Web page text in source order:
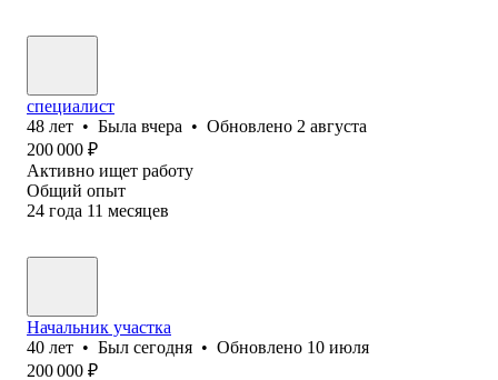
специалист
48 лет • Была вчера • Обновлено 2 августа
200 000 ₽
Активно ищет работу
Общий опыт
24 года 11 месяцев
Начальник участка
40 лет • Был сегодня • Обновлено 10 июля
200 000 ₽